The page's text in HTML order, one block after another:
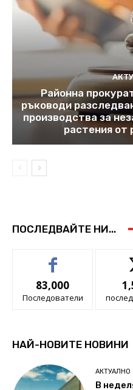
Районна
ръководи
производства за
растения от
ПОСЛЕДВАЙТЕ НИ...
83,000
Последователи
НАЙ-НОВИТЕ НОВИНИ
АКТУАЛНО
В